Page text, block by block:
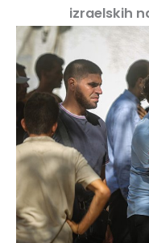
izraelskih